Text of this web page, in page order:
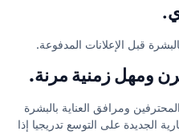
قبل الإعلانات المدفوعة.
المحترفين ومرافق العناية بالبشرة
الجديدة على التوسع تدريجيا إذا